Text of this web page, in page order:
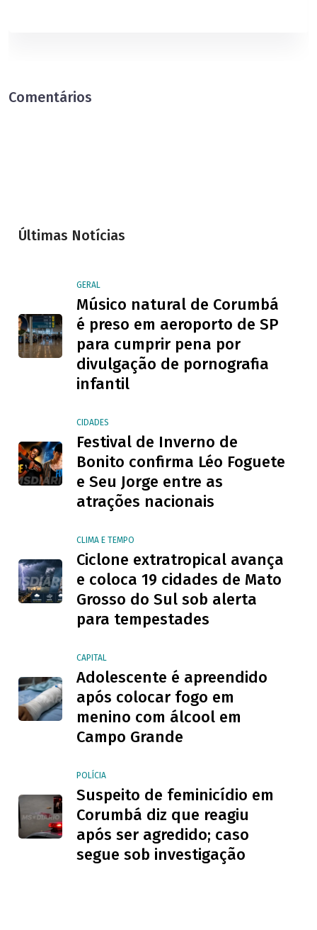
Comentários
Últimas Notícias
GERAL
Músico natural de Corumbá
é preso em aeroporto de SP
para cumprir pena por
divulgação de pornografia
infantil
CIDADES
Festival de Inverno de
Bonito confirma Léo Foguete
e Seu Jorge entre as
atrações nacionais
CLIMA E TEMPO
Ciclone extratropical avança
e coloca 19 cidades de Mato
Grosso do Sul sob alerta
para tempestades
CAPITAL
Adolescente é apreendido
após colocar fogo em
menino com álcool em
Campo Grande
POLÍCIA
Suspeito de feminicídio em
Corumbá diz que reagiu
após ser agredido; caso
segue sob investigação